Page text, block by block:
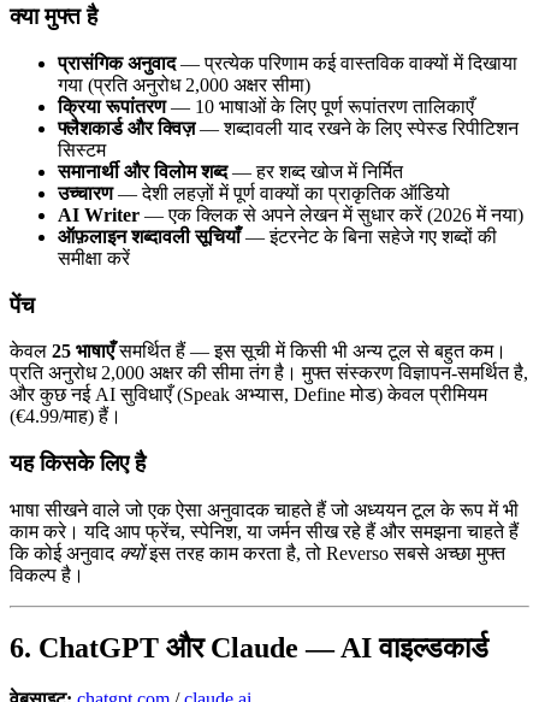
क्या मुफ्त है
प्रासंगिक अनुवाद— प्रत्येक परिणाम कई वास्तविक वाक्यों में दिखाया
गया (प्रति अनुरोध 2,000 अक्षर सीमा)
क्रिया रूपांतरण— 10 भाषाओं के लिए पूर्ण रूपांतरण तालिकाएँ
फ्लैशकार्ड और क्विज़— शब्दावली याद रखने के लिए स्पेस्ड रिपीटिशन
सिस्टम
समानार्थी और विलोम शब्द— हर शब्द खोज में निर्मित
उच्चारण— देशी लहज़ों में पूर्ण वाक्यों का प्राकृतिक ऑडियो
AI Writer — एक क्लिक से अपने लेखन में सुधार करें (2026 में नया)
ऑफ़लाइन शब्दावली सूचियाँ— इंटरनेट के बिना सहेजे गए शब्दों की
समीक्षा करें
पेंच
केवल 25 भाषाएँसमर्थित हैं — इस सूची में किसी भी अन्य टूल से बहुत कम।
प्रति अनुरोध 2,000 अक्षर की सीमा तंग है। मुफ्त संस्करण विज्ञापन-समर्थित है,
और कुछ नई AI सुविधाएँ (Speak अभ्यास, Define मोड) केवल प्रीमियम
(€4.99/माह) हैं।
यह किसके लिए है
भाषा सीखने वाले जो एक ऐसा अनुवादक चाहते हैं जो अध्ययन टूल के रूप में भी
काम करे। यदि आप फ्रेंच, स्पेनिश, या जर्मन सीख रहे हैं और समझना चाहते हैं
कि कोई अनुवाद क्योंइस तरह काम करता है, तो Reverso सबसे अच्छा मुफ्त
विकल्प है।
6. ChatGPT और Claude — AI वाइल्डकार्ड